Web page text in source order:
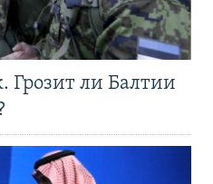
Грозит ли Балтии